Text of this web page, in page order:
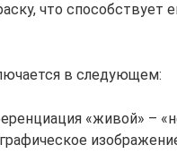
что способствует
в следующем:
«живой» –